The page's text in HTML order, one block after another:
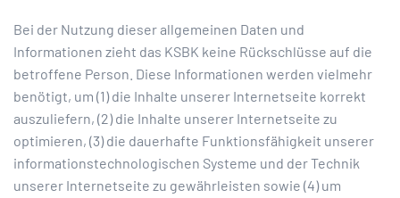
Bei der Nutzung dieser allgemeinen Daten und
Informationen zieht das KSBK keine Rückschlüsse auf die
betroffene Person. Diese Informationen werden vielmehr
benötigt, um (1) die Inhalte unserer Internetseite korrekt
auszuliefern, (2) die Inhalte unserer Internetseite zu
optimieren, (3) die dauerhafte Funktionsfähigkeit unserer
informationstechnologischen Systeme und der Technik
unserer Internetseite zu gewährleisten sowie (4) um